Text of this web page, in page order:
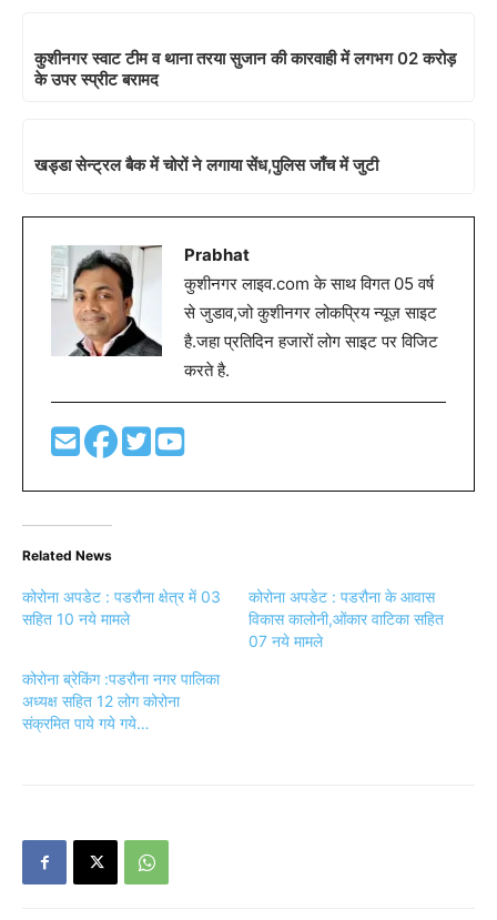
कुशीनगर स्वाट टीम व थाना तरया सुजान की कारवाही में लगभग 02 करोड़
के उपर स्प्रीट बरामद
खड्डा सेन्ट्रल बैक में चोरों ने लगाया सेंध,पुलिस जाँच में जुटी
Prabhat
कुशीनगर लाइव.com के साथ विगत 05 वर्ष
से जुडाव,जो कुशीनगर लोकप्रिय न्यूज़ साइट
है.जहा प्रतिदिन हजारों लोग साइट पर विजिट
करते है.
Related News
कोरोना अपडेट : पडरौना क्षेत्र में 03
सहित 10 नये मामले
कोरोना अपडेट : पडरौना के आवास
विकास कालोनी,ओंकार वाटिका सहित
07 नये मामले
कोरोना ब्रेकिंग :पडरौना नगर पालिका
अध्यक्ष सहित 12 लोग कोरोना
संक्रमित पाये गये गये…